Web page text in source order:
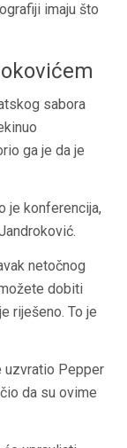
imaju što
sabora
ga je da je
je konferencija,
netočnog
dobiti
riješeno. To je
uzvratio Pepper
da su ovime